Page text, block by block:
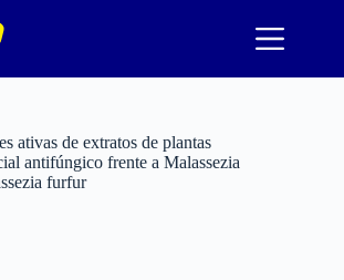
ativas de extratos de plantas
antifúngico frente a Malassezia
furfur